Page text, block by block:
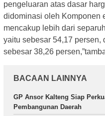
pengeluaran atas dasar
didominasi oleh Komponen
mencakup lebih dari
yaitu sebesar 54,17
sebesar 38,26
BACAAN LAINNYA
GP Ansor Kalteng Siap
Pembangunan Daerah